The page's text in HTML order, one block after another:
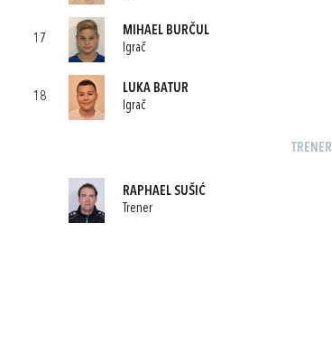
17
MIHAEL BURČUL
Igrač
18
LUKA BATUR
Igrač
TRENER
RAPHAEL SUŠIĆ
Trener